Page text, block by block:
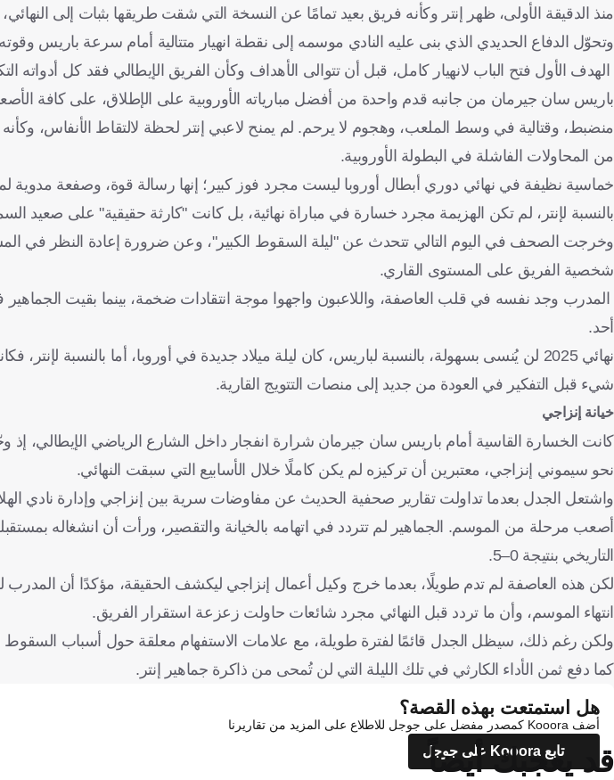
منذ الدقيقة الأولى، ظهر إنتر وكأنه فريق بعيد تمامًا عن النسخة التي شقت طريقها بثبات إلى
وتحوّل الدفاع الحديدي الذي بنى عليه النادي موسمه إلى نقطة انهيار متتالية أمام سرعة باريس
الهدف الأول فتح الباب لانهيار كامل، قبل أن تتوالى الأهداف وكأن الفريق الإيطالي فقد كل أدواته
باريس سان جيرمان من جانبه قدم واحدة من أفضل مبارياته الأوروبية على الإطلاق، على كافة
منضبط، وقتالية في وسط الملعب، وهجوم لا يرحم. لم يمنح لاعبي إنتر لحظة لالتقاط الأنفاس،
من المحاولات الفاشلة في البطولة الأوروبية.
خماسية نظيفة في نهائي دوري أبطال أوروبا ليست مجرد فوز كبير؛ إنها رسالة قوة، وصفعة مدوية
بالنسبة لإنتر، لم تكن الهزيمة مجرد خسارة في مباراة نهائية، بل كانت "كارثة حقيقية" على صعيد
وخرجت الصحف في اليوم التالي تتحدث عن "ليلة السقوط الكبير"، وعن ضرورة إعادة النظر في
شخصية الفريق على المستوى القاري.
المدرب وجد نفسه في قلب العاصفة، واللاعبون واجهوا موجة انتقادات ضخمة، بينما بقيت
أحد.
نهائي 2025 لن يُنسى بسهولة، بالنسبة لباريس، كان ليلة ميلاد جديدة في أوروبا، أما بالنسبة
شيء قبل التفكير في العودة من جديد إلى منصات التتويج القارية.
خيانة إنزاجي
كانت الخسارة القاسية أمام باريس سان جيرمان شرارة انفجار داخل الشارع الرياضي الإيطالي، إذ
نحو سيموني إنزاجي، معتبرين أن تركيزه لم يكن كاملًا خلال الأسابيع التي سبقت النهائي.
واشتعل الجدل بعدما تداولت تقارير صحفية الحديث عن مفاوضات سرية بين إنزاجي وإدارة نادي
أصعب مرحلة من الموسم. الجماهير لم تتردد في اتهامه بالخيانة والتقصير، ورأت أن انشغاله
التاريخي بنتيجة 0–5.
لكن هذه العاصفة لم تدم طويلًا، بعدما خرج وكيل أعمال إنزاجي ليكشف الحقيقة، مؤكدًا أن المدرب
انتهاء الموسم، وأن ما تردد قبل النهائي مجرد شائعات حاولت زعزعة استقرار الفريق.
ولكن رغم ذلك، سيظل الجدل قائمًا لفترة طويلة، مع علامات الاستفهام معلقة حول أسباب السقوط
كما دفع ثمن الأداء الكارثي في تلك الليلة التي لن تُمحى من ذاكرة جماهير إنتر.
هل استمتعت بهذه القصة؟
أضف Kooora كمصدر مفضل على جوجل للاطلاع على المزيد من تقاريرنا
تابع Kooora على جوجل
قد يعجبك أيضاً